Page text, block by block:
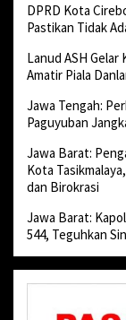
DPRD Kota
Pastikan Tidak
Lanud ASH
Amatir Piala
Jawa Tengah:
Paguyuban
Jawa Barat:
Kota
dan Birokrasi
Jawa Barat:
544, Teguhkan